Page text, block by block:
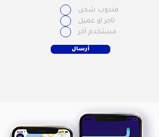
أرسال
مندوب شحن
تاجر او عميل
مستخدم آخر